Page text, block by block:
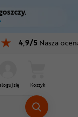
M
4,9/5 Nasza
się Koszyk